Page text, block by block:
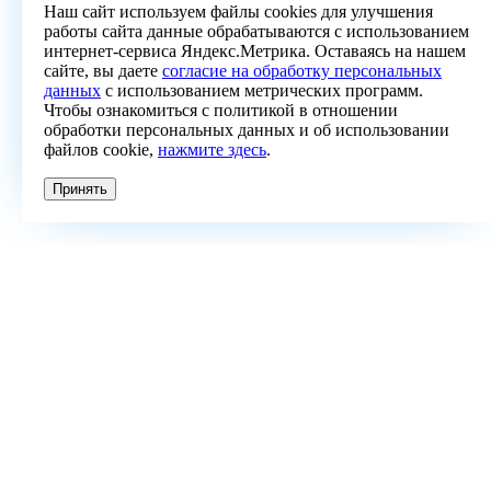
Наш сайт используем файлы cookies для улучшения
работы сайта данные обрабатываются с использованием
интернет-сервиса Яндекс.Метрика. Оставаясь на нашем
сайте, вы даете согласие на обработку персональных
данных с использованием метрических программ.
Чтобы ознакомиться с политикой в отношении
обработки персональных данных и об использовании
файлов cookie, нажмите здесь.
Принять